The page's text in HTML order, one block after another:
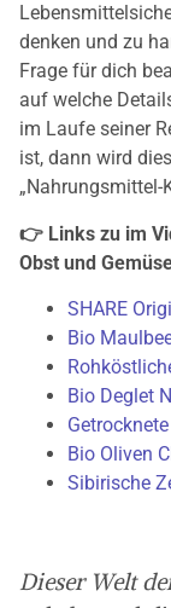
denken und zu
Frage für dich
auf welche
im Laufe seiner
ist, dann wird
„Nahrungsmittel-
👉 Links zu im
Obst und
SHARE
Bio
Bio Deglet
Bio Oliven
Sibirische
Dieser Welt